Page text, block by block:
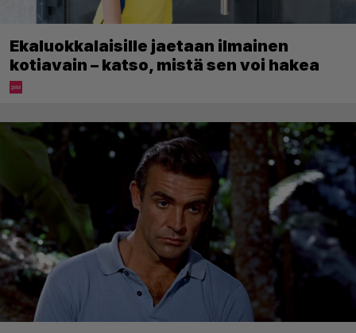
Ekaluokkalaisille jaetaan ilmainen
kotiavain – katso, mistä sen voi hakea